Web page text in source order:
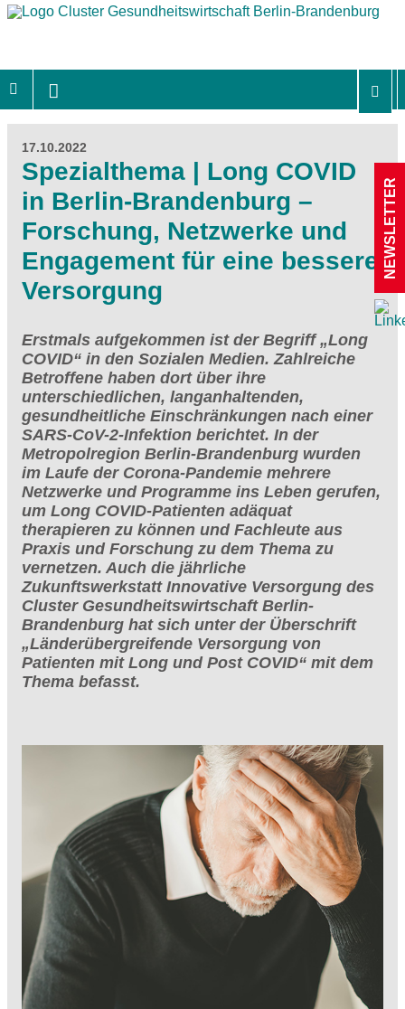
17.10.2022
Spezialthema | Long COVID
in Berlin-Brandenburg –
Forschung, Netzwerke und
Engagement für eine bessere
Versorgung
Erstmals aufgekommen ist der Begriff „Long
COVID“ in den Sozialen Medien. Zahlreiche
Betroffene haben dort über ihre
unterschiedlichen, langanhaltenden,
gesundheitliche Einschränkungen nach einer
SARS-CoV-2-Infektion berichtet. In der
Metropolregion Berlin-Brandenburg wurden
im Laufe der Corona-Pandemie mehrere
Netzwerke und Programme ins Leben gerufen,
um Long COVID-Patienten adäquat
therapieren zu können und Fachleute aus
Praxis und Forschung zu dem Thema zu
vernetzen. Auch die jährliche
Zukunftswerkstatt Innovative Versorgung des
Cluster Gesundheitswirtschaft Berlin-
Brandenburg hat sich unter der Überschrift
„Länderübergreifende Versorgung von
Patienten mit Long und Post COVID“ mit dem
Thema befasst.
NEWSLETTER